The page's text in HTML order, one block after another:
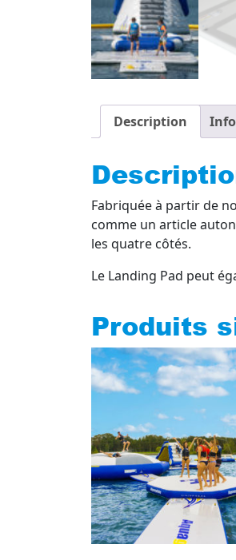
Description
Fabriquée à partir de
comme un article
les quatre côtés.
Le Landing Pad peut
Produits